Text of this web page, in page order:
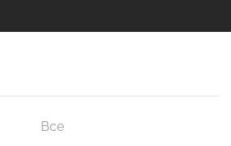
Все